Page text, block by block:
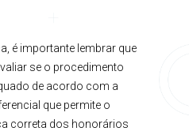
é importante lembrar que
se o procedimento
de acordo com a
que permite o
correta dos honorários